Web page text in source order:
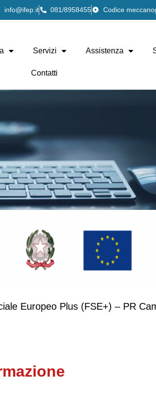
info@ifep.it 081/8958455 Codice
Servizi Assistenza
Contatti
Europeo Plus (FSE+) – PR